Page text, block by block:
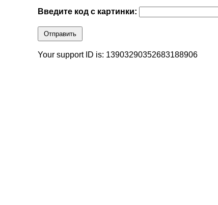
Введите код с картинки:
Отправить
Your support ID is: 13903290352683188906